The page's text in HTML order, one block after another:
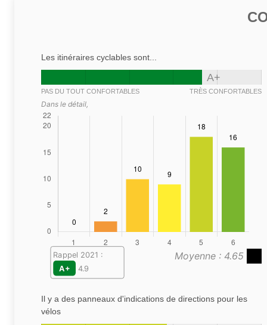
Les itinéraires cyclables sont...
A+
PAS DU TOUT CONFORTABLES TRÈS CONFORTABLES
Dans le détail,
Moyenne : 4.65
Rappel 2021 :
A+
4.9
Il y a des panneaux d'indications de directions pour les
vélos